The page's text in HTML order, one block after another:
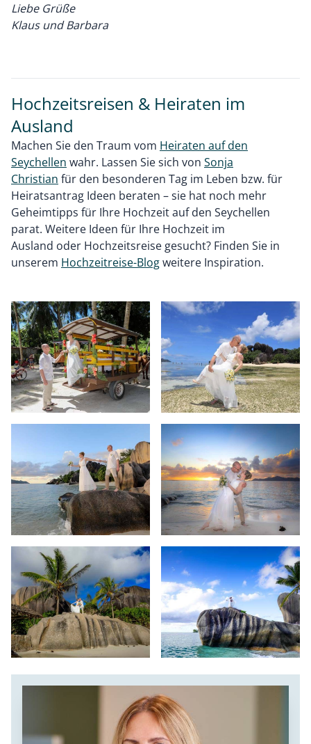
Liebe Grüße
Klaus und Barbara
Hochzeitsreisen & Heiraten im
Ausland
Machen Sie den Traum vom Heiraten auf den
Seychellen wahr. Lassen Sie sich von Sonja
Christian für den besonderen Tag im Leben bzw. für
Heiratsantrag Ideen beraten – sie hat noch mehr
Geheimtipps für Ihre Hochzeit auf den Seychellen
parat. Weitere Ideen für Ihre Hochzeit im
Ausland oder Hochzeitsreise gesucht? Finden Sie in
unserem Hochzeitreise-Blogweitere Inspiration.